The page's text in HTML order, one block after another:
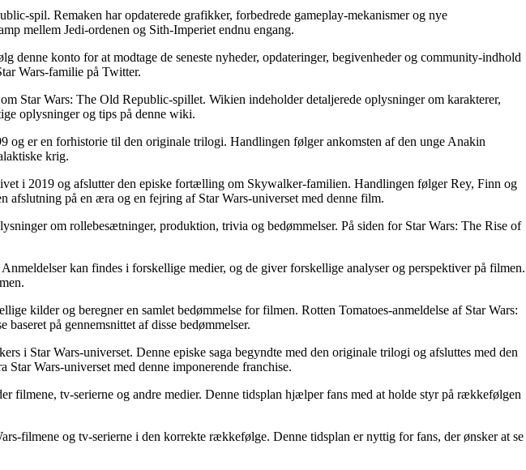
spil. Remaken har opdaterede grafikker, forbedrede gameplay-mekanismer og nye
mellem Jedi-ordenen og Sith-Imperiet endnu engang.
konto for at modtage de seneste nyheder, opdateringer, begivenheder og community-indhold
Wars-familie på Twitter.
Star Wars: The Old Republic-spillet. Wikien indeholder detaljerede oplysninger om karakterer,
oplysninger og tips på denne wiki.
og er en forhistorie til den originale trilogi. Handlingen følger ankomsten af den unge Anakin
krig.
i 2019 og afslutter den episke fortælling om Skywalker-familien. Handlingen følger Rey, Finn og
afslutning på en æra og en fejring af Star Wars-universet med denne film.
om rollebesætninger, produktion, trivia og bedømmelser. På siden for Star Wars: The Rise of
kan findes i forskellige medier, og de giver forskellige analyser og perspektiver på filmen.
kilder og beregner en samlet bedømmelse for filmen. Rotten Tomatoes-anmeldelse af Star Wars:
på gennemsnittet af disse bedømmelser.
i Star Wars-universet. Denne episke saga begyndte med den originale trilogi og afsluttes med den
Wars-universet med denne imponerende franchise.
filmene, tv-serierne og andre medier. Denne tidsplan hjælper fans med at holde styr på rækkefølgen
filmene og tv-serierne i den korrekte rækkefølge. Denne tidsplan er nyttig for fans, der ønsker at se